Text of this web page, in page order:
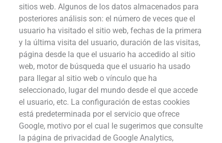
sitios web. Algunos de los datos almacenados para
posteriores análisis son: el número de veces que el
usuario ha visitado el sitio web, fechas de la primera
y la última visita del usuario, duración de las visitas,
página desde la que el usuario ha accedido al sitio
web, motor de búsqueda que el usuario ha usado
para llegar al sitio web o vínculo que ha
seleccionado, lugar del mundo desde el que accede
el usuario, etc. La configuración de estas cookies
está predeterminada por el servicio que ofrece
Google, motivo por el cual le sugerimos que consulte
la página de privacidad de Google Analytics,